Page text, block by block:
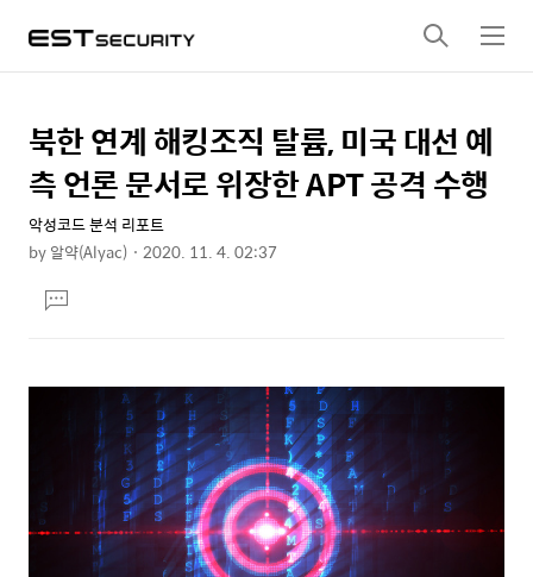
검
색
메
뉴
상
세
텐
본
문
제
목
북한 연계 해킹조직 탈륨, 미국 대선 예
측 언론 문서로 위장한 APT 공격 수행
악성코드 분석 리포트
by알약(Alyac) 2020. 11. 4. 02:37
문댓
글